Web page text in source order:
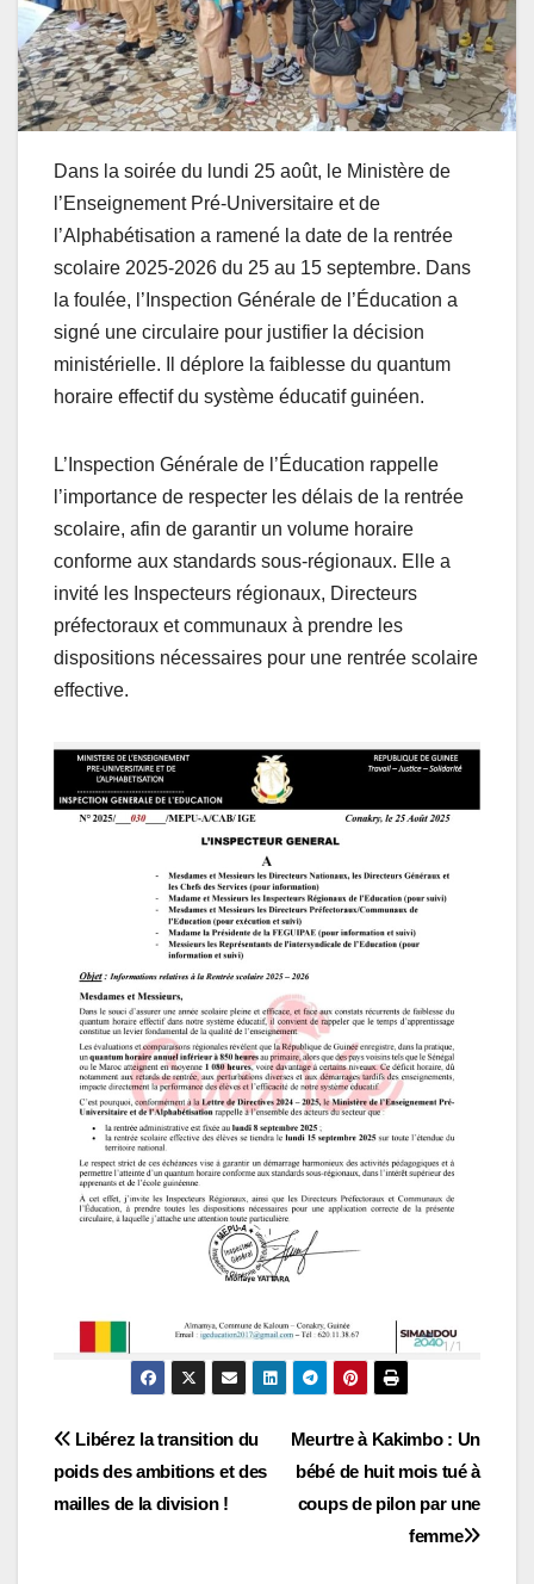
Dans la soirée du lundi 25 août, le Ministère de
l’Enseignement Pré-Universitaire et de
l’Alphabétisation a ramené la date de la rentrée
scolaire 2025-2026 du 25 au 15 septembre. Dans
la foulée, l’Inspection Générale de l’Éducation a
signé une circulaire pour justifier la décision
ministérielle. Il déplore la faiblesse du quantum
horaire effectif du système éducatif guinéen.
L’Inspection Générale de l’Éducation rappelle
l’importance de respecter les délais de la rentrée
scolaire, afin de garantir un volume horaire
conforme aux standards sous-régionaux. Elle a
invité les Inspecteurs régionaux, Directeurs
préfectoraux et communaux à prendre les
dispositions nécessaires pour une rentrée scolaire
effective.
Navigation
de
Meurtre à Kakimbo : Un
bébé de huit mois tué à
coups de pilon par une
femme
Libérez la transition du
poids des ambitions et des
mailles de la division !